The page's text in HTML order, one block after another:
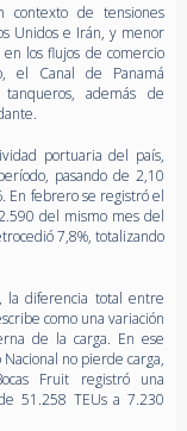
de tensiones
Unidos e Irán, y menor
los flujos de comercio
el Canal de Panamá
además de
portuaria del país,
pasando de 2,10
En febrero se registró el
del mismo mes del
7,8%, totalizando
la diferencia total entre
como una variación
de la carga. En ese
no pierde carga,
Fruit registró una
51.258 TEUs a 7.230